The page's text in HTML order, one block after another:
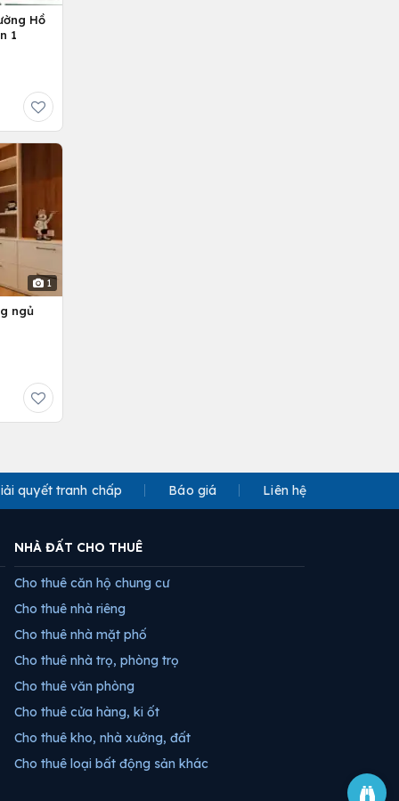
Hồ
1
1
ngủ
quyết tranh chấp Báo giá Liên hệ
NHÀ ĐẤT CHO THUÊ
Cho thuê căn hộ chung cư
Cho thuê nhà riêng
Cho thuê nhà mặt phố
Cho thuê nhà trọ, phòng trọ
Cho thuê văn phòng
Cho thuê cửa hàng, ki ốt
Cho thuê kho, nhà xưởng, đất
Cho thuê loại bất động sản khác